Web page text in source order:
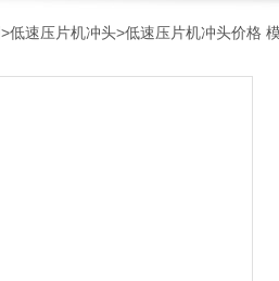
>低速压片机冲头>低速压片机冲头价格